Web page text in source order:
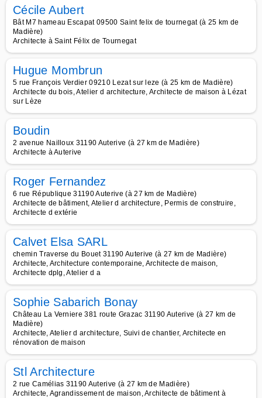
Cécile Aubert
Bât M7 hameau Escapat 09500 Saint felix de tournegat (à 25 km de
Madière)
Architecte à Saint Félix de Tournegat
Hugue Mombrun
5 rue François Verdier 09210 Lezat sur leze (à 25 km de Madière)
Architecte du bois, Atelier d architecture, Architecte de maison à Lézat
sur Lèze
Boudin
2 avenue Nailloux 31190 Auterive (à 27 km de Madière)
Architecte à Auterive
Roger Fernandez
6 rue République 31190 Auterive (à 27 km de Madière)
Architecte de bâtiment, Atelier d architecture, Permis de construire,
Architecte d extérie
Calvet Elsa SARL
chemin Traverse du Bouet 31190 Auterive (à 27 km de Madière)
Architecte, Architecture contemporaine, Architecte de maison,
Architecte dplg, Atelier d a
Sophie Sabarich Bonay
Château La Verniere 381 route Grazac 31190 Auterive (à 27 km de
Madière)
Architecte, Atelier d architecture, Suivi de chantier, Architecte en
rénovation de maison
Stl Architecture
2 rue Camélias 31190 Auterive (à 27 km de Madière)
Architecte, Agrandissement de maison, Architecte de bâtiment à